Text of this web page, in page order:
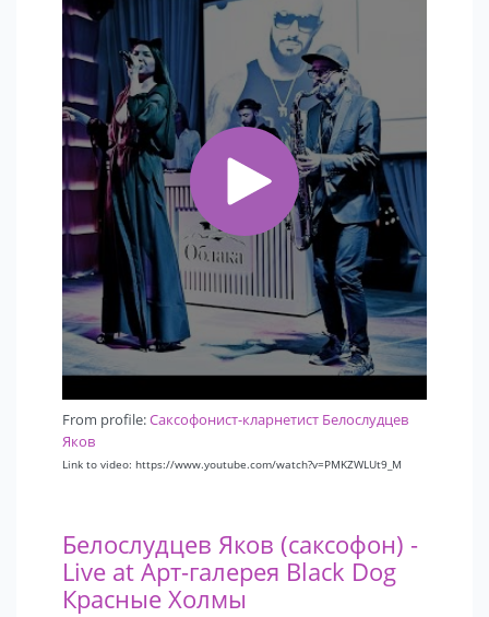
From profile:Саксофонист-кларнетист Белослудцев
Яков
Link to video: https://www.youtube.com/watch?v=PMKZWLUt9_M
Белослудцев Яков (саксофон) -
Live at Арт-галерея Black Dog
Красные Холмы